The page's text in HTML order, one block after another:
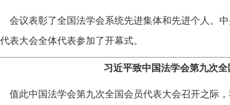
会议表彰了全国法学会系统先进集体和先进个人。
表大会全体代表参加了开幕式。
习近平致中国法学会第九次
值此中国法学会第九次全国会员代表大会召开之际